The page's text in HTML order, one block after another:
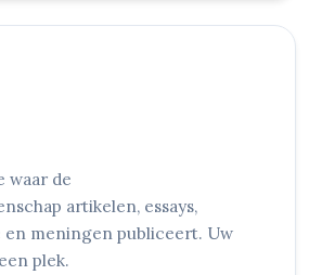
waar de
artikelen, essays,
en meningen publiceert. Uw
plek.